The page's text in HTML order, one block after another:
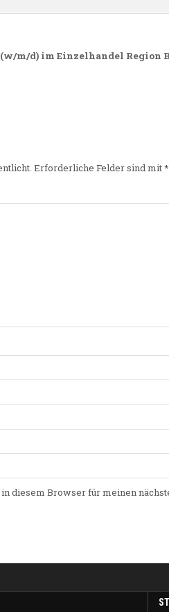
m/d) im Einzelhandel Region
Erforderliche Felder sind mit*
diesem Browser für meinen